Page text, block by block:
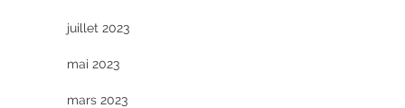
juillet 2023
mai 2023
mars 2023